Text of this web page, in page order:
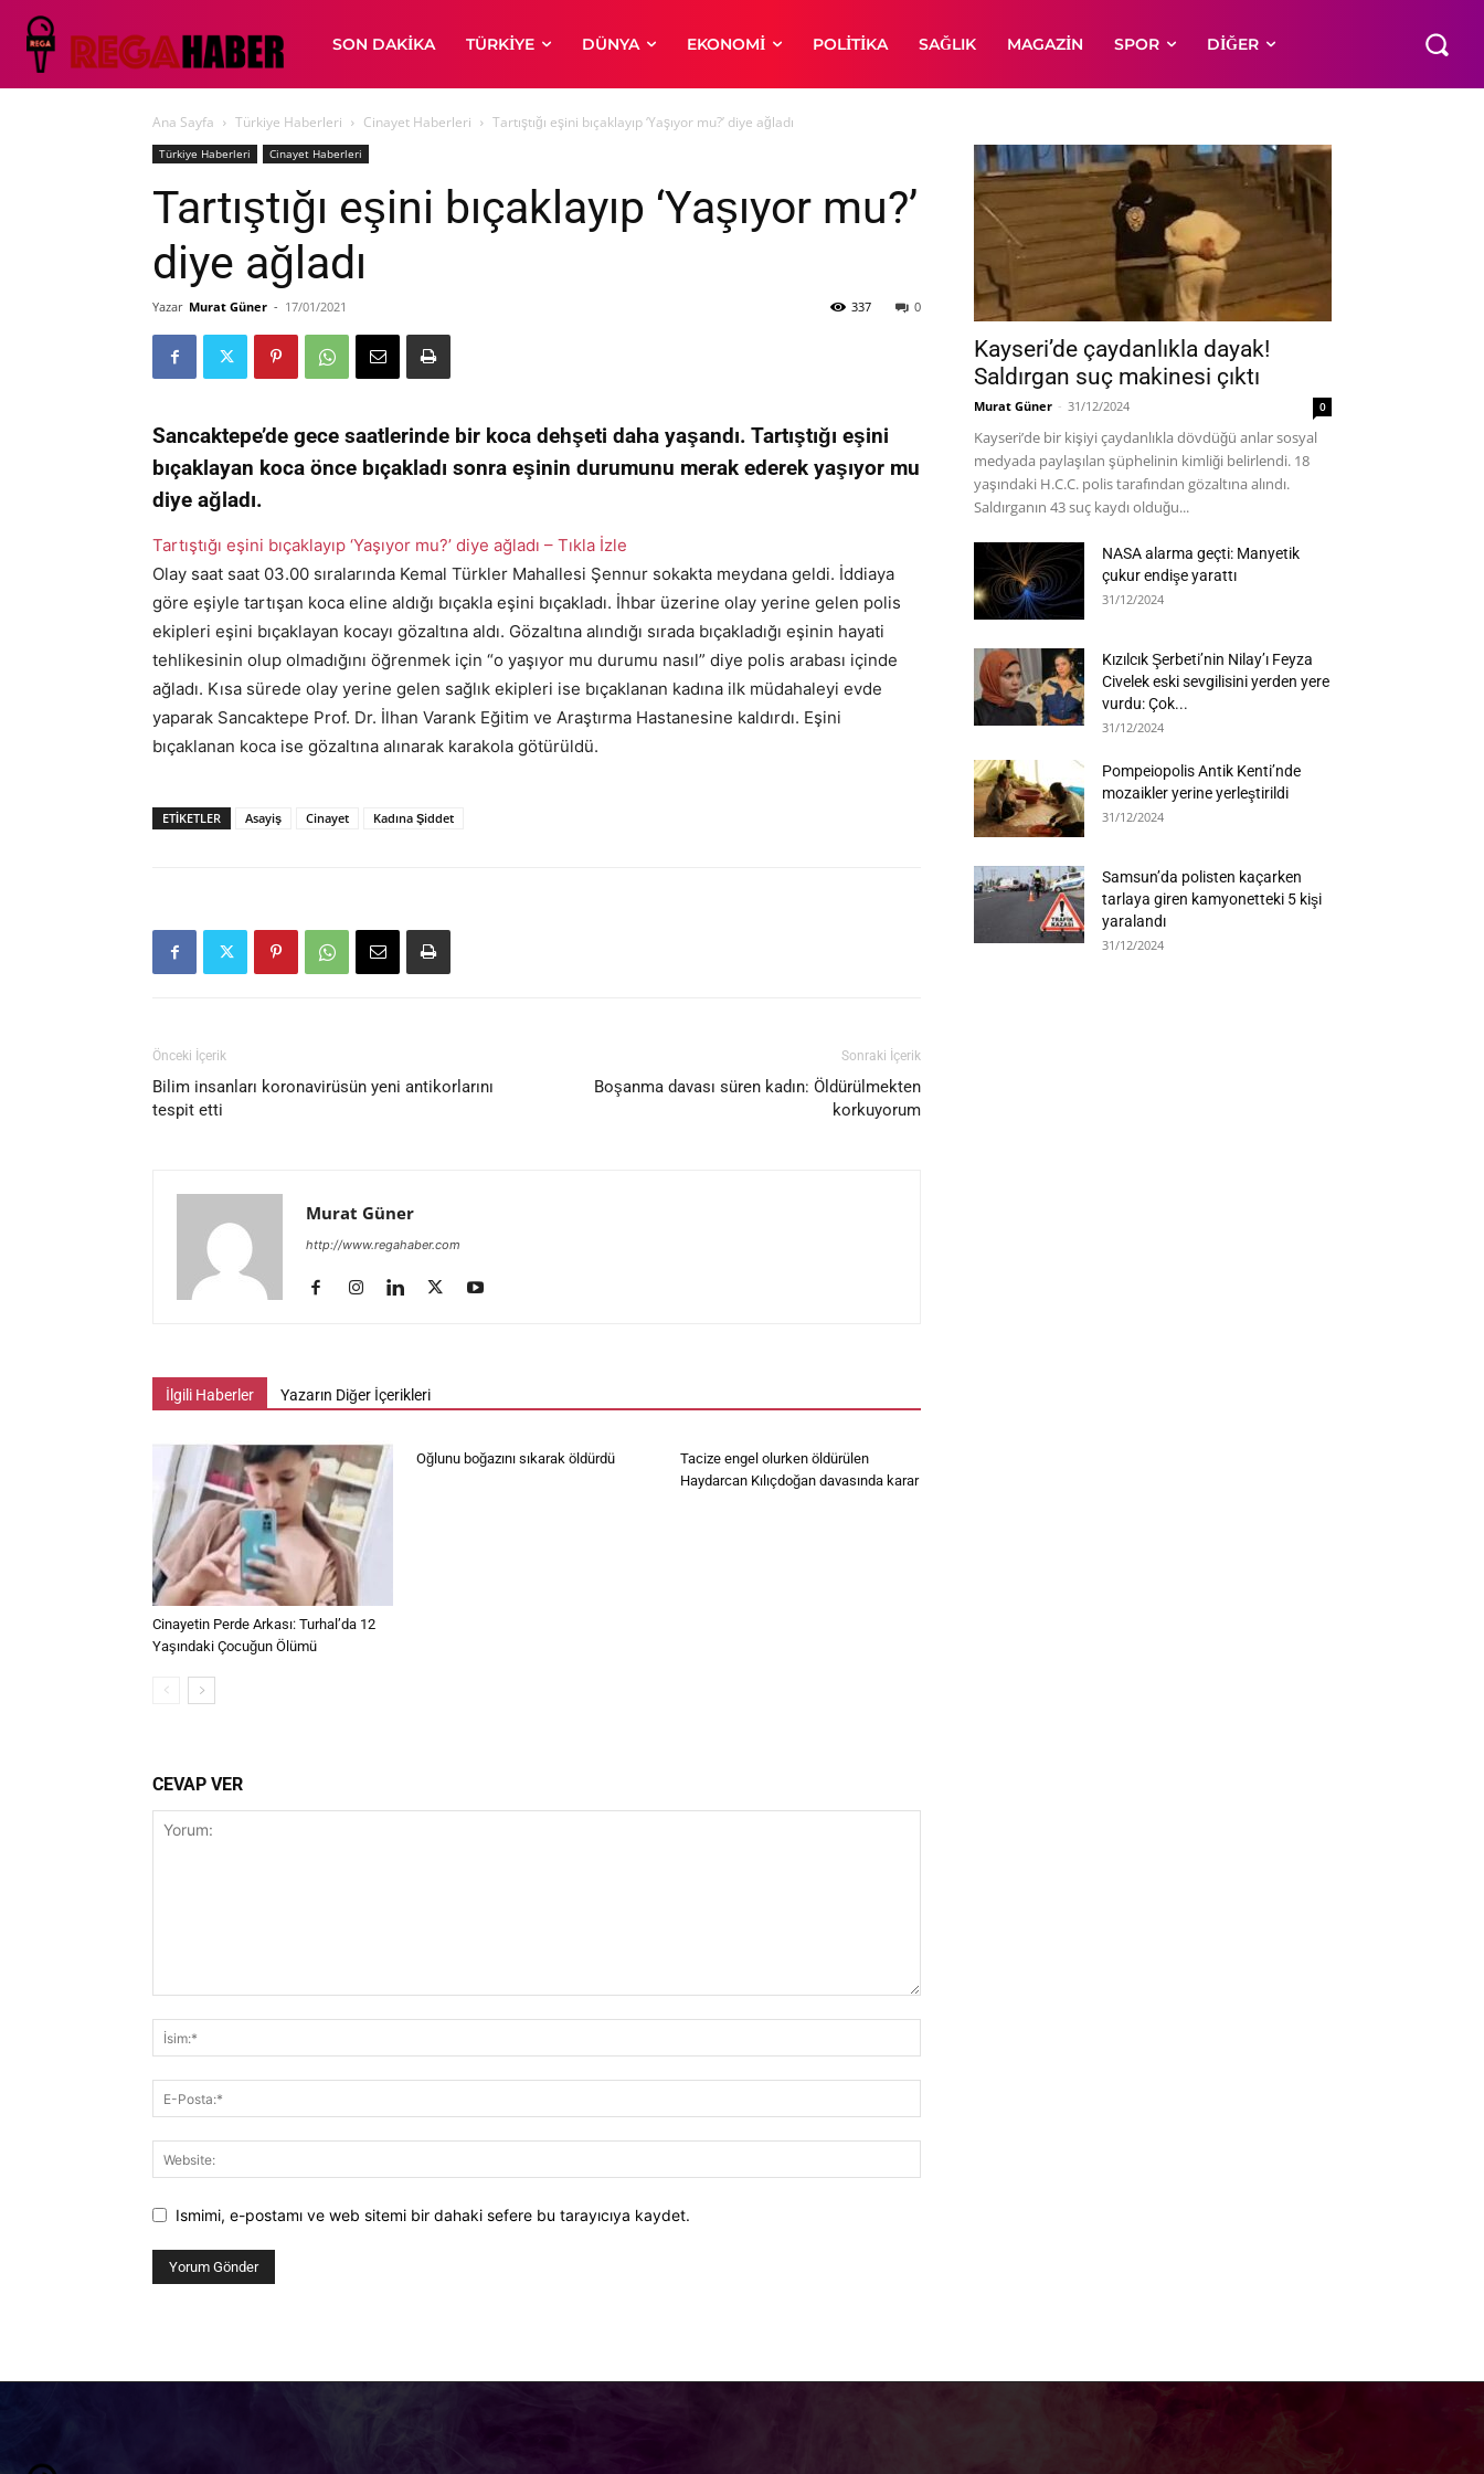
SON DAKIKA TÜRKIYE DÜNYA EKONOMI POLITIKA SAĞLIK MAGAZIN SPOR DIĞER
Ana Sayfa Türkiye Haberleri Cinayet Haberleri Tartıştığı eşini bıçaklayıp ‘Yaşıyor mu?’ diye ağladı
Türkiye Haberleri Cinayet Haberleri
Tartıştığı eşini bıçaklayıp ‘Yaşıyor mu?’
diye ağladı
Yazar Murat Güner - 17/01/2021 0
337
Sancaktepe’de gece saatlerinde bir koca dehşeti daha yaşandı. Tartıştığı eşini
bıçaklayan koca önce bıçakladı sonra eşinin durumunu merak ederek yaşıyor mu
diye ağladı.
Tartıştığı eşini bıçaklayıp ‘Yaşıyor mu?’ diye ağladı – Tıkla İzle
Olay saat saat 03.00 sıralarında Kemal Türkler Mahallesi Şennur sokakta meydana geldi. İddiaya
göre eşiyle tartışan koca eline aldığı bıçakla eşini bıçakladı. İhbar üzerine olay yerine gelen polis
ekipleri eşini bıçaklayan kocayı gözaltına aldı. Gözaltına alındığı sırada bıçakladığı eşinin hayati
tehlikesinin olup olmadığını öğrenmek için “o yaşıyor mu durumu nasıl” diye polis arabası içinde
ağladı. Kısa sürede olay yerine gelen sağlık ekipleri ise bıçaklanan kadına ilk müdahaleyi evde
yaparak Sancaktepe Prof. Dr. İlhan Varank Eğitim ve Araştırma Hastanesine kaldırdı. Eşini
bıçaklanan koca ise gözaltına alınarak karakola götürüldü.
ETIKETLER Asayiş Cinayet Kadına Şiddet
Önceki İçerik
Bilim insanları koronavirüsün yeni antikorlarını
tespit etti
Sonraki İçerik
Boşanma davası süren kadın: Öldürülmekten
korkuyorum
Murat Güner
http://www.regahaber.com
İlgili Haberler Yazarın Diğer İçerikleri
Cinayetin Perde Arkası: Turhal’da 12
Yaşındaki Çocuğun Ölümü
Oğlunu boğazını sıkarak öldürdü
Tacize engel olurken öldürülen
Haydarcan Kılıçdoğan davasında karar
CEVAP VER
Ismimi, e-postamı ve web sitemi bir dahaki sefere bu tarayıcıya kaydet.
Kayseri’de çaydanlıkla dayak!
Saldırgan suç makinesi çıktı
Murat Güner - 31/12/2024 0
Kayseri’de bir kişiyi çaydanlıkla dövdüğü anlar sosyal
medyada paylaşılan şüphelinin kimliği belirlendi. 18
yaşındaki H.C.C. polis tarafından gözaltına alındı.
Saldırganın 43 suç kaydı olduğu...
NASA alarma geçti: Manyetik
çukur endişe yarattı
31/12/2024
Kızılcık Şerbeti’nin Nilay’ı Feyza
Civelek eski sevgilisini yerden yere
vurdu: Çok...
31/12/2024
Pompeiopolis Antik Kenti’nde
mozaikler yerine yerleştirildi
31/12/2024
Samsun’da polisten kaçarken
tarlaya giren kamyonetteki 5 kişi
yaralandı
31/12/2024